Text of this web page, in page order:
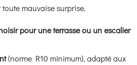
mauvaise surprise.
pour une terrasse ou un escalier
(norme R10 minimum), adapté aux